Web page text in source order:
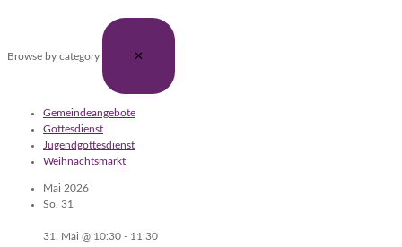
Browse by category ✕
Gemeindeangebote
Gottesdienst
Jugendgottesdienst
Weihnachtsmarkt
Mai 2026
So. 31
31. Mai @ 10:30 - 11:30